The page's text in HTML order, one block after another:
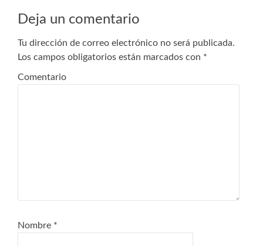
de
entradas
Deja un comentario
Tu dirección de correo electrónico no será publicada.
Los campos obligatorios están marcados con *
Comentario
Nombre *